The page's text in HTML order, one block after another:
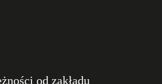
od zakładu